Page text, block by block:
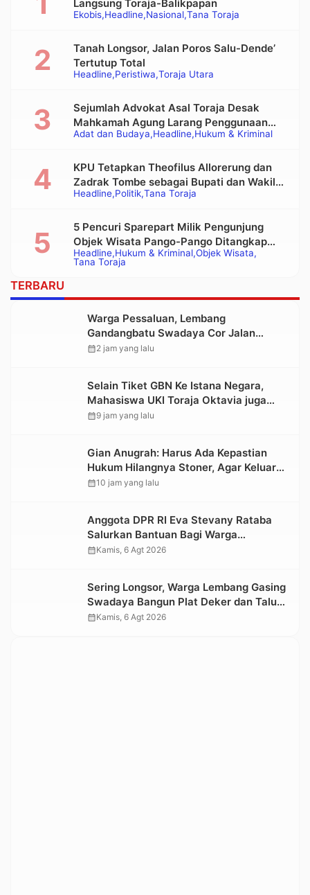
Ekobis Headline Nasional Tana Toraja
Langsung Toraja-Balikpapan
Headline Peristiwa Toraja Utara
Tanah Longsor, Jalan Poros Salu-Dende’
Tertutup Total
Adat dan Budaya Headline Hukum & Kriminal
Sejumlah Advokat Asal Toraja Desak
Mahkamah Agung Larang Penggunaan
Alat Berat pada Eksekusi Rumah Adat
Headline Politik Tana Toraja
KPU Tetapkan Theofilus Allorerung dan
Zadrak Tombe sebagai Bupati dan Wakil
Bupati Tana Toraja Terpilih
Headline Hukum & Kriminal Objek Wisata
Tana Toraja
5 Pencuri Sparepart Milik Pengunjung
Objek Wisata Pango-Pango Ditangkap
Polisi
TERBARU
Warga Pessaluan, Lembang
Gandangbatu Swadaya Cor Jalan
Kabupaten
calendar_month2 jam yang lalu
Selain Tiket GBN Ke Istana Negara,
Mahasiswa UKI Toraja Oktavia juga
Lolos ke Pekan Seni Mahasiswa
calendar_month9 jam yang lalu
Gian Anugrah: Harus Ada Kepastian
Hukum Hilangnya Stoner, Agar Keluarga
tidak Larut dalam Trauma dan
calendar_month10 jam yang lalu
Anggota DPR RI Eva Stevany Rataba
Salurkan Bantuan Bagi Warga
Terdampak Longsor di Buntu Pepasan
calendar_monthKamis, 6 Agt 2026
Sering Longsor, Warga Lembang Gasing
Swadaya Bangun Plat Deker dan Talut
Jalan Penghubung Antar Lembang
calendar_monthKamis, 6 Agt 2026